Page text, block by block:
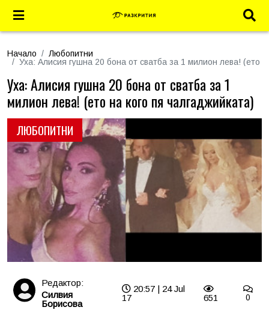
Начало
Любопитни
Уха: Алисия гушна 20 бона от сватба за 1 милион лева! (ето
ЛЮБОПИТНИ
Уха: Алисия гушна 20 бона от сватба за 1
милион лева! (ето на кого пя чалгаджийката)
Редактор:
Силвия
Борисова
20:57 | 24 Jul
17
651 0